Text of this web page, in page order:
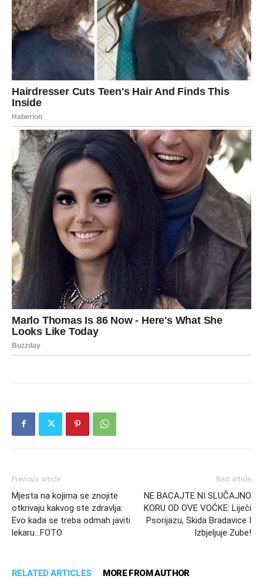
Previous article
Mjesta na kojima se znojite
otkrivaju kakvog ste zdravlja:
Evo kada se treba odmah javiti
lekaru…FOTO
Next article
NE BACAJTE NI SLUČAJNO
KORU OD OVE VOĆKE: Liječi
Psorijazu, Skida Bradavice I
Izbjeljuje Zube!
RELATED ARTICLES MORE FROM AUTHOR